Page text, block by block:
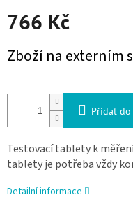
766 Kč
Zboží na externím
Přidat
Testovací tablety k
tablety je potřeba vždy
Detailní informace